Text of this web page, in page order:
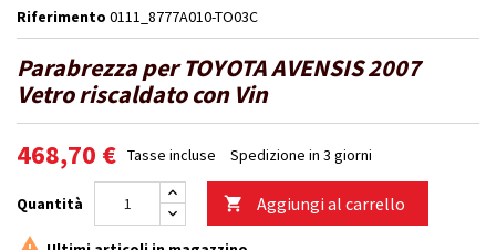
Riferimento 0111_8777A010-TO03C
Parabrezza per TOYOTA AVENSIS 2007
Vetro riscaldato con Vin
468,70 € Tasse incluse Spedizione in 3 giorni
Quantità  Aggiungi al carrello